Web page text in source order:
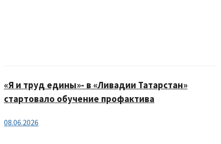
«Я и труд едины»- в «Ливадии Татарстан»
стартовало обучение профактива
08.06.2026